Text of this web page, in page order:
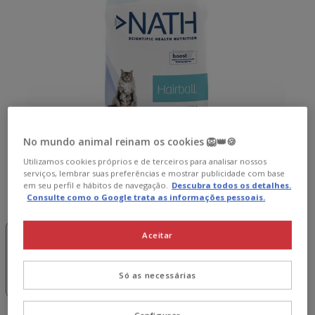
Peso:4 kg
2 kg
-50% na 2ª
4 kg
-10% extra
😻
29.99€
2 x 4 kg
-10% extra
59.98€
56.98€
No mundo animal reinam os cookies 🦁👑🍪
Utilizamos cookies próprios e de terceiros para analisar nossos
serviços, lembrar suas preferências e mostrar publicidade com base
em seu perfil e hábitos de navegação. Descubra todos os detalhes.
Consulte como o Google trata as informações pessoais.
Só as necessárias
Aceitar